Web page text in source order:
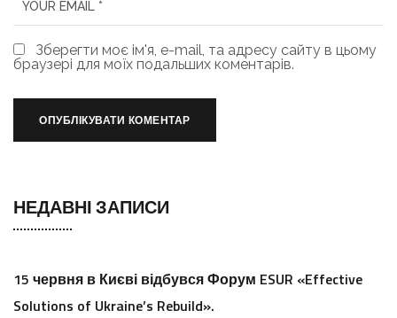
Зберегти моє ім'я, e-mail, та адресу сайту в цьому
браузері для моїх подальших коментарів.
НЕДАВНІ ЗАПИСИ
15 червня в Києві відбувся Форум ESUR «Effective
Solutions of Ukraine’s Rebuild».